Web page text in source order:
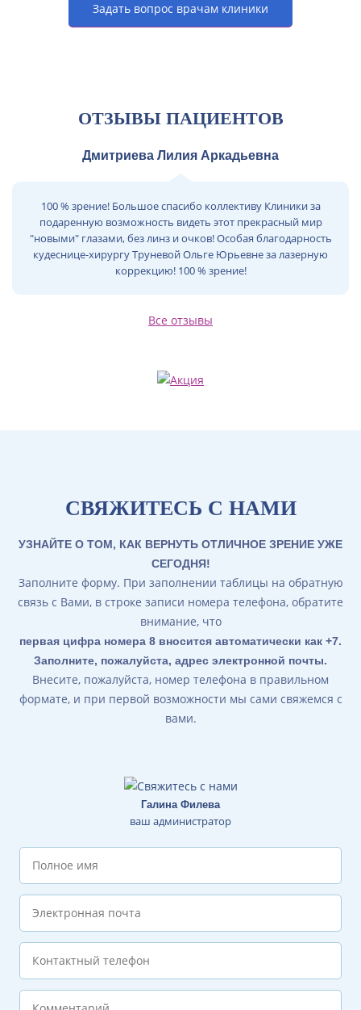
Задать вопрос врачам клиники
ОТЗЫВЫ ПАЦИЕНТОВ
Дмитриева Лилия Аркадьевна
100 % зрение! Большое спасибо коллективу Клиники за
подаренную возможность видеть этот прекрасный мир
"новыми" глазами, без линз и очков! Особая благодарность
кудеснице-хирургу Труневой Ольге Юрьевне за лазерную
коррекцию! 100 % зрение!
Все отзывы
СВЯЖИТЕСЬ С НАМИ
УЗНАЙТЕ О ТОМ, КАК ВЕРНУТЬ ОТЛИЧНОЕ ЗРЕНИЕ УЖЕ
СЕГОДНЯ!
Заполните форму. При заполнении таблицы на обратную
связь с Вами, в строке записи номера телефона, обратите
внимание, что
первая цифра номера 8 вносится автоматически как +7.
Заполните, пожалуйста, адрес электронной почты.
Внесите, пожалуйста, номер телефона в правильном
формате, и при первой возможности мы сами свяжемся с
вами.
Галина Филева
ваш администратор